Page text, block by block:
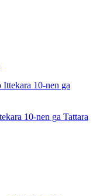
10-nen ga Tattara